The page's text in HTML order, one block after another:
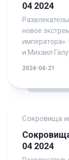
04 2024
новое
и Михаил
2024-04-21
Сокровища
04 2024